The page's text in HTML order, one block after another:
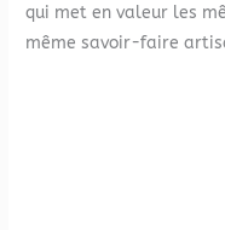
qui met en valeur les
même savoir-faire